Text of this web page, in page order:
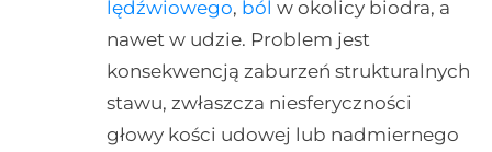
lędźwiowego, ból w okolicy biodra, a
nawet w udzie. Problem jest
konsekwencją zaburzeń strukturalnych
stawu, zwłaszcza niesferyczności
głowy kości udowej lub nadmiernego